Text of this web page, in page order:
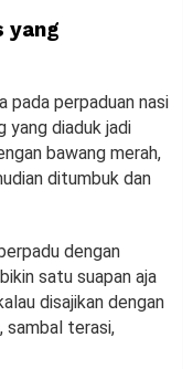
yang
pada perpaduan nasi
yang diaduk jadi
bawang merah,
ditumbuk dan
dengan
satu suapan aja
disajikan dengan
sambal terasi,